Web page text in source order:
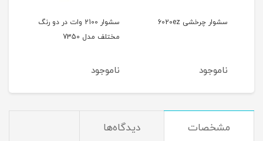
سشوار چرخشی 6020ez
ناموجود
سشوار 2100 وات در دو رنگ
مختلف مدل 7350
ناموجود
مشخصات دیدگاه‌ها